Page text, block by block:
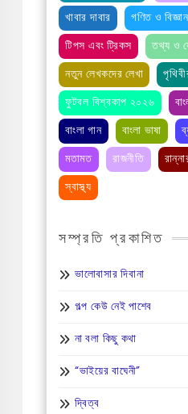
খাবার দাবার
গণিত ও বিজ্ঞান
টিপস এবং ট্রিকস
তথ্য ও
নতুন লেখকদের লেখা
ফুটবল বিশ্বকাপ ২০২৬
বাংলা গান
বাংলা ভাষা
মতামত
রাজনীতি
স্বাস্থ্য
সম্প্রতি প্রকাশিত
ভালোবাসার দিবানা
গল্প কেউ নেই পাশেব
না বলা কিছু কথা
“ভাইয়ের বাঘেনী”
দ্বিত্ব